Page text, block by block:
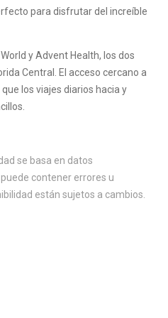
para disfrutar del increíble
y Advent Health, los dos
Central. El acceso cercano a
los viajes diarios hacia y
se basa en datos
contener errores u
están sujetos a cambios.